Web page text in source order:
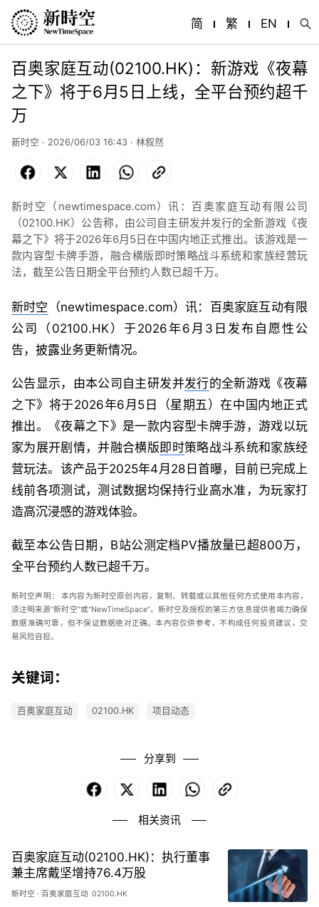
简 繁 EN
百奥家庭互动(02100.HK)：新游戏《夜幕
之下》将于6月5日上线，全平台预约超千
万
新时空 · 2026/06/03 16:43 ·林叙然
Facebook LinkedIn WhatsApp
新时空（newtimespace.com）讯：百奥家庭互动有限公司
（02100.HK）公告称，由公司自主研发并发行的全新游戏《夜
幕之下》将于2026年6月5日在中国内地正式推出。该游戏是一
款内容型卡牌手游，融合横版即时策略战斗系统和家族经营玩
法，截至公告日期全平台预约人数已超千万。
新时空 （newtimespace.com）讯：百奥家庭互动有限
公司（02100.HK）于2026年6月3日发布自愿性公
告，披露业务更新情况。
公告显示，由本公司自主研发并发行的全新游戏《夜幕
之下》将于2026年6月5日（星期五）在中国内地正式
推出。《夜幕之下》是一款内容型卡牌手游，游戏以玩
家为展开剧情，并融合横版即时策略战斗系统和家族经
营玩法。该产品于2025年4月28日首曝，目前已完成上
线前各项测试，测试数据均保持行业高水准，为玩家打
造高沉浸感的游戏体验。
截至本公告日期，B站公测定档PV播放量已超800万，
全平台预约人数已超千万。
新时空声明：
本内容为新时空原创内容，复制、转载或以其他任何方式使用本内容，
须注明来源“新时空”或“NewTimeSpace”。新时空及授权的第三方信息提供者竭力确保
数据准确可靠，但不保证数据绝对正确。本內容仅供参考，不构成任何投资建议，交
易风险自担。
关键词：
百奥家庭互动 02100.HK 项目动态
分享到
Facebook LinkedIn WhatsApp
相关资讯
百奥家庭互动(02100.HK)：执行董事
兼主席戴坚增持76.4万股
新时空 · 百奥家庭互动 02100.HK